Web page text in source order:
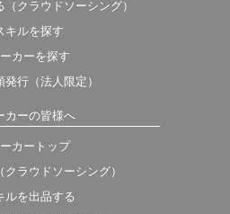
クラウドソーシング）
キルを探す
カーを探す
発行（法人限定）
カーの皆様へ
カートップ
ラウドソーシング）
ルを出品する